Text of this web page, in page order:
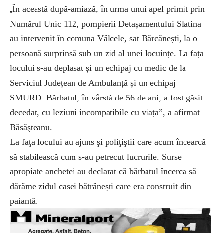
„În această după-amiază, în urma unui apel primit prin
Numărul Unic 112, pompierii Detașamentului Slatina
au intervenit în comuna Vâlcele, sat Bărcănești, la o
persoană surprinsă sub un zid al unei locuințe. La fața
locului s-au deplasat și un echipaj cu medic de la
Serviciul Județean de Ambulanță și un echipaj
SMURD. Bărbatul, în vârstă de 56 de ani, a fost găsit
decedat, cu leziuni incompatibile cu viața”, a afirmat
Băsăşteanu.
La faţa locului au ajuns şi poliţiştii care acum încearcă
să stabilească cum s-au petrecut lucrurile. Surse
apropiate anchetei au declarat că bărbatul încerca să
dărâme zidul casei bătrânești care era construit din
paiantă.